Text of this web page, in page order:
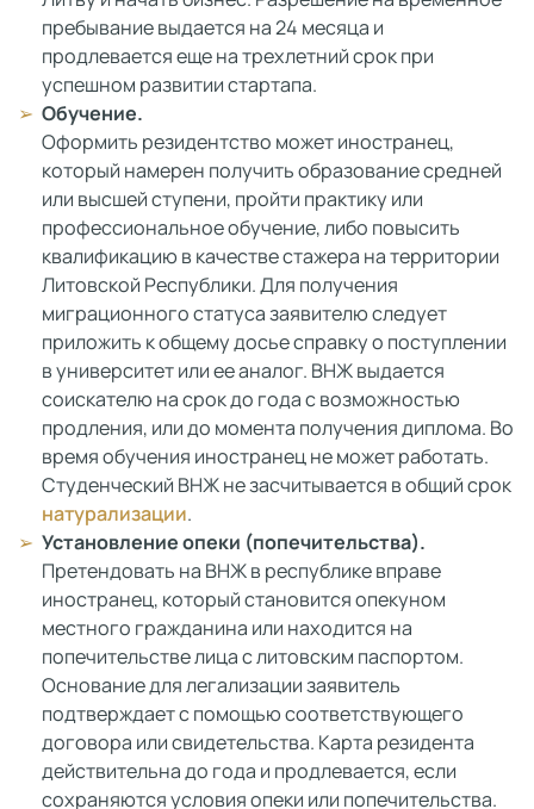
пребывание выдается на 24 месяца и
продлевается еще на трехлетний срок при
успешном развитии стартапа.
Обучение.
Оформить резидентство может иностранец,
который намерен получить образование средней
или высшей ступени, пройти практику или
профессиональное обучение, либо повысить
квалификацию в качестве стажера на территории
Литовской Республики. Для получения
миграционного статуса заявителю следует
приложить к общему досье справку о поступлении
в университет или ее аналог. ВНЖ выдается
соискателю на срок до года с возможностью
продления, или до момента получения диплома. Во
время обучения иностранец не может работать.
Студенческий ВНЖ не засчитывается в общий срок
натурализации.
Установление опеки (попечительства).
Претендовать на ВНЖ в республике вправе
иностранец, который становится опекуном
местного гражданина или находится на
попечительстве лица с литовским паспортом.
Основание для легализации заявитель
подтверждает с помощью соответствующего
договора или свидетельства. Карта резидента
действительна до года и продлевается, если
сохраняются условия опеки или попечительства.